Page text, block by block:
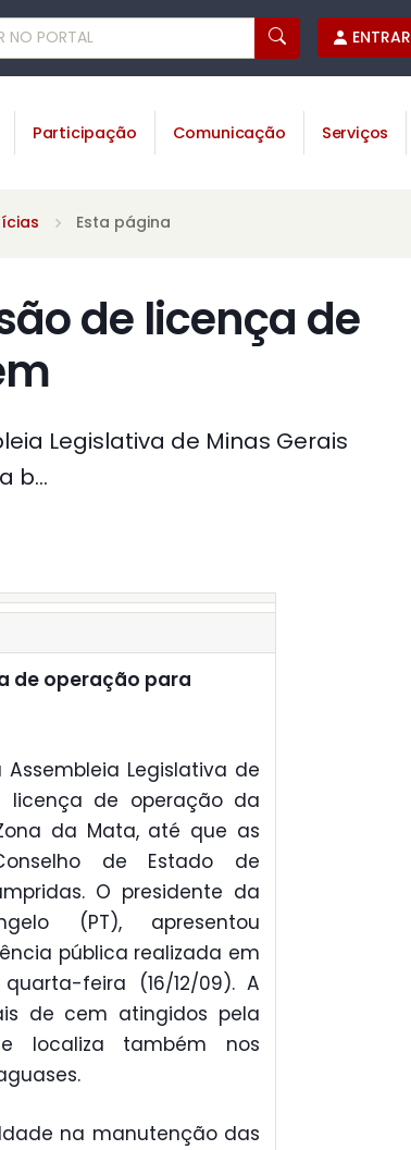
ENTRAR
Participação Comunicação Serviços
Esta página
de licença de
Legislativa de Minas Gerais
b...
de operação para
Legislativa de
licença de operação da
da Mata, até que as
de Estado de
O presidente da
(PT), apresentou
pública realizada em
feira (16/12/09). A
de cem atingidos pela
localiza também nos
na manutenção das